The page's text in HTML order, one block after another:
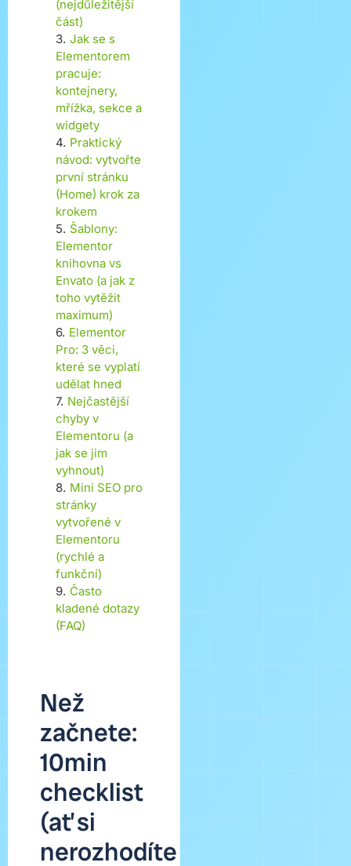
(nejdůležitější
část)
3. Jak se s
Elementorem
pracuje:
kontejnery,
mřížka, sekce a
widgety
4. Praktický
návod: vytvořte
první stránku
(Home) krok za
krokem
5. Šablony:
Elementor
knihovna vs
Envato (a jak z
toho vytěžit
maximum)
6. Elementor
Pro: 3 věci,
které se vyplatí
udělat hned
7. Nejčastější
chyby v
Elementoru (a
jak se jim
vyhnout)
8. Mini SEO pro
stránky
vytvořené v
Elementoru
(rychlé a
funkční)
9. Často
kladené dotazy
(FAQ)
Než
začnete:
10min
checklist
(ať si
nerozhodíte